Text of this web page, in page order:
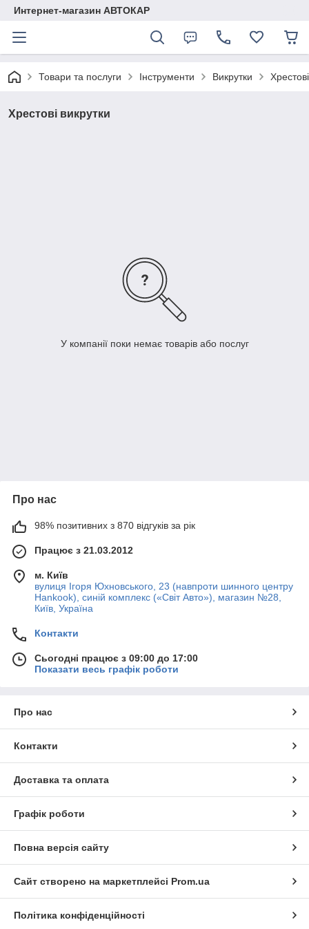
Интернет-магазин АВТОКАР
Товари та послуги Інструменти Викрутки
Хрестові викрутки
У компанії поки немає товарів або послуг
Про нас
98% позитивних з 870 відгуків за рік
Працює з 21.03.2012
м. Київ
вулиця Ігоря Юхновського, 23 (навпроти шинного центру
Hankook), синій комплекс («Світ Авто»), магазин №28,
Київ, Україна
Контакти
Сьогодні працює з 09:00 до 17:00
Показати весь графік роботи
Про нас
Контакти
Доставка та оплата
Графік роботи
Повна версія сайту
Сайт створено на маркетплейсі Prom.ua
Політика конфіденційності